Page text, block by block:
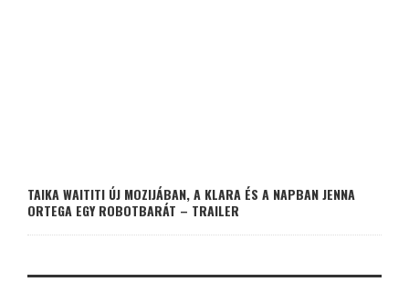
TAIKA WAITITI ÚJ MOZIJÁBAN, A KLARA ÉS A NAPBAN JENNA
ORTEGA EGY ROBOTBARÁT – TRAILER